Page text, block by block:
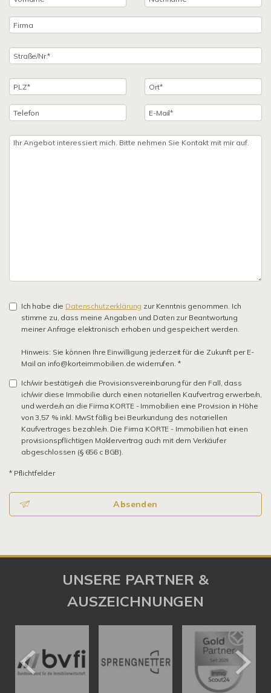
Ich habe die Datenschutzerklärung zur Kenntnis genommen. Ich
stimme zu, dass meine Angaben und Daten zur Beantwortung
meiner Anfrage elektronisch erhoben und gespeichert werden.
Hinweis: Sie können Ihre Einwilligung jederzeit für die Zukunft per E-
Mail an info@korteimmobilien.de widerrufen. *
Ich/wir bestätige/n die Provisionsvereinbarung für den Fall, dass
ich/wir diese Immobilie durch einen notariellen Kaufvertrag erwerbe/n,
und werde/n an die Firma KORTE - Immobilien eine Provision in Höhe
von 3,57 % inkl. MwSt fällig bei Beurkundung des notariellen
Kaufvertrages bezahle/n. Die Firma KORTE - Immobilien hat einen
provisionspflichtigen Maklervertrag auch mit dem Verkäufer
abgeschlossen (§ 656 c BGB).
* Pflichtfelder
Absenden
UNSERE PARTNER &
AUSZEICHNUNGEN